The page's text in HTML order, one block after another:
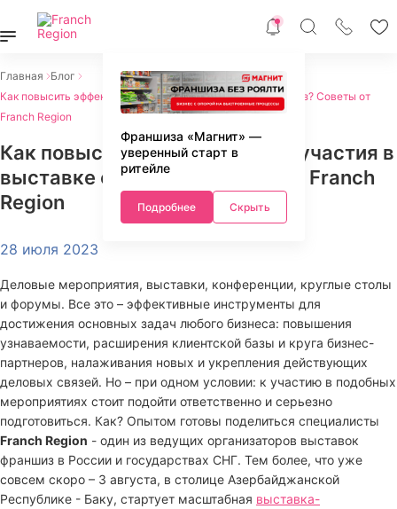
Франшиза «Магнит» —
уверенный старт в
ритейле
Подробнее Скрыть
Главная
Блог
Как повысить эффективность участия в выставке франшиз? Советы от
Franch Region
Как повысить эффективность участия в
выставке франшиз? Советы от Franch
Region
28 июля 2023
Деловые мероприятия, выставки, конференции, круглые столы
и форумы. Все это – эффективные инструменты для
достижения основных задач любого бизнеса: повышения
узнаваемости, расширения клиентской базы и круга бизнес-
партнеров, налаживания новых и укрепления действующих
деловых связей. Но – при одном условии: к участию в подобных
мероприятиях стоит подойти ответственно и серьезно
подготовиться. Как? Опытом готовы поделиться специалисты
Franch Region - один из ведущих организаторов выставок
франшиз в России и государствах СНГ. Тем более, что уже
совсем скоро – 3 августа, в столице Азербайджанской
Республике - Баку, стартует масштабная выставка-